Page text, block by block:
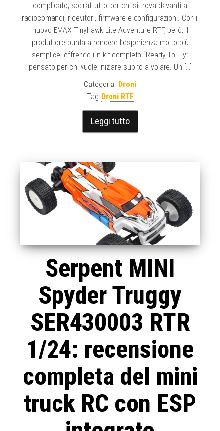
complicato, soprattutto per chi si trova davanti a
radiocomandi, ricevitori, firmware e configurazioni. Con il
nuovo EMAX Tinyhawk Lite Adventure RTF, però, il
produttore punta a rendere l’esperienza molto più
semplice, offrendo un kit completo “Ready To Fly”
pensato per chi vuole iniziare subito a volare. Un […]
Categoria: Droni
Tag Droni RTF
Leggi tutto
Serpent MINI
Spyder Truggy
SER430003 RTR
1/24: recensione
completa del mini
truck RC con ESP